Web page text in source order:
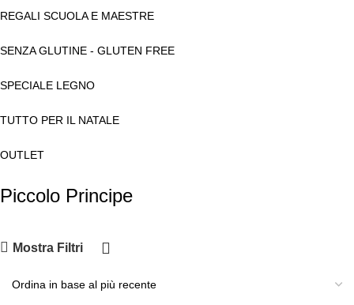
REGALI SCUOLA E MAESTRE
SENZA GLUTINE - GLUTEN FREE
SPECIALE LEGNO
TUTTO PER IL NATALE
OUTLET
Piccolo Principe
Mostra Filtri